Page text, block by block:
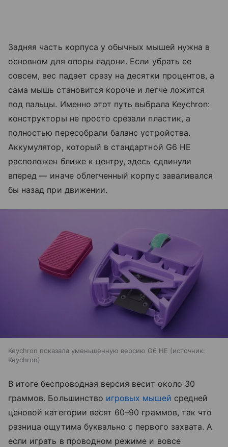
Задняя часть корпуса у обычных мышей нужна в
основном для опоры ладони. Если убрать ее
совсем, вес падает сразу на десятки процентов, а
сама мышь становится короче и легче ложится
под пальцы. Именно этот путь выбрала Keychron:
конструкторы не просто срезали пластик, а
полностью пересобрали баланс устройства.
Аккумулятор, который в стандартной G6 HE
расположен ближе к центру, здесь сдвинули
вперед — иначе облегченный корпус заваливался
бы назад при движении.
Keychron показала уменьшенную версию G6 HE
источник:
Keychron
В итоге беспроводная версия весит около 30
граммов. Большинство игровых мышей средней
ценовой категории весят 60–90 граммов, так что
разница ощутима буквально с первого захвата. А
если играть в проводном режиме и вовсе